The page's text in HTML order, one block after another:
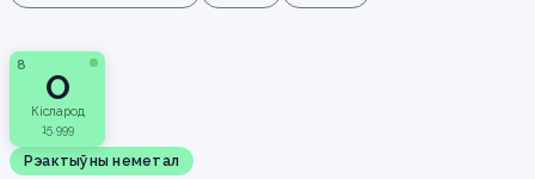
8
O
Кісларод
15.999
Рэактыўны неметал